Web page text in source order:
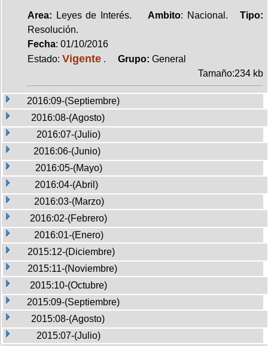
Area: Leyes de Interés. Ambito: Nacional.Tipo:
Resolución.
Fecha: 01/10/2016
Estado: Vigente . Grupo: General
Tamaño:234 kb
2016:09-(Septiembre)
2016:08-(Agosto)
2016:07-(Julio)
2016:06-(Junio)
2016:05-(Mayo)
2016:04-(Abril)
2016:03-(Marzo)
2016:02-(Febrero)
2016:01-(Enero)
2015:12-(Diciembre)
2015:11-(Noviembre)
2015:10-(Octubre)
2015:09-(Septiembre)
2015:08-(Agosto)
2015:07-(Julio)